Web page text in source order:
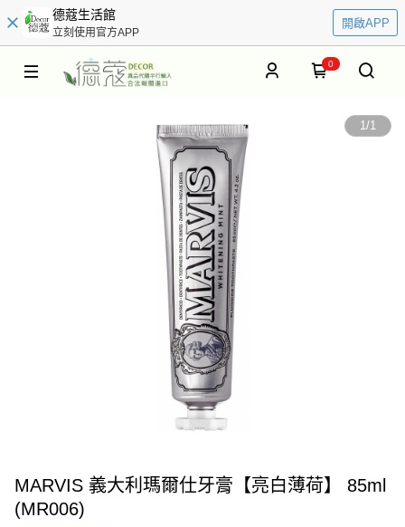
德蔻生活館
立刻使用官方APP
開啟APP
0
1/1
MARVIS 義大利瑪爾仕牙膏【亮白薄荷】 85ml
(MR006)